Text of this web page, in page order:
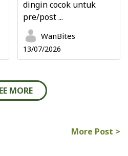
dingin cocok untuk
pre/post ...
WanBites
13/07/2026
MORE
More Post >